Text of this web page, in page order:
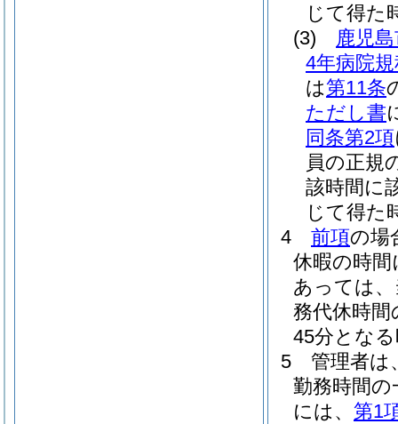
じて得た
(3)
鹿児
4年病院
は第11条
ただし書
同条第2項
員の正規
該時間に
じて得た
4
前項の場
休暇の時
あっては
務代休時間
45分とな
5
管理者は
勤務時間
には、 第1